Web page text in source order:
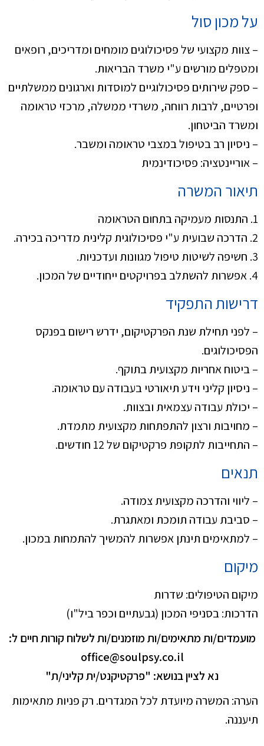
על מכון סול
– צוות מקצועי של פסיכולוגים מומחים ומדריכים, רופאים
ומטפלים מורשים ע"י משרד הבריאות.
– ספק שירותים פסיכולוגיים למוסדות וארגונים ממשלתיים
ופרטיים, לרבות רווחה, משרדי ממשלה, מרכזי טראומה
ומשרד הביטחון.
– ניסיון רב בטיפול במצבי טראומה ומשבר.
– אוריינטציה: פסיכודינמית
תיאור המשרה
1. התנסות מעמיקה בתחום הטראומה
2. הדרכה שבועית ע"י פסיכולוגית קלינית מדריכה בכירה.
3. חשיפה לשיטות טיפול מגוונות ועדכניות.
4. אפשרות להשתלב בפרויקטים ייחודיים של המכון.
דרישות התפקיד
– לפני תחילת שנת הפרקטיקום, ידרש רישום בפנקס
הפסיכולוגים.
– ביטוח אחריות מקצועית בתוקף.
– ניסיון קליני וידע תיאורטי בעבודה עם טראומה.
– יכולת עבודה עצמאית ובצוות.
– מחויבות ורצון להתפתחות מקצועית מתמדת.
– התחייבות לתקופת פרקטיקום של 12 חודשים.
תנאים
– ליווי והדרכה מקצועית צמודה.
– סביבת עבודה תומכת ומאתגרת.
– למתאימים תינתן אפשרות להמשיך להתמחות במכון.
מיקום
מיקום הטיפולים: שדרות
הדרכות: בסניפי המכון (גבעתיים וכפר ביל"ו)
מועמדים/ות מתאימים/ות מוזמנים/ות לשלוח קורות חיים ל:
office@soulpsy.co.il
נא לציין בנושא: "פרקטיקנט/ית קליני/ת"
הערה: המשרה מיועדת לכל המגדרים. רק פניות מתאימות
תיעננה.